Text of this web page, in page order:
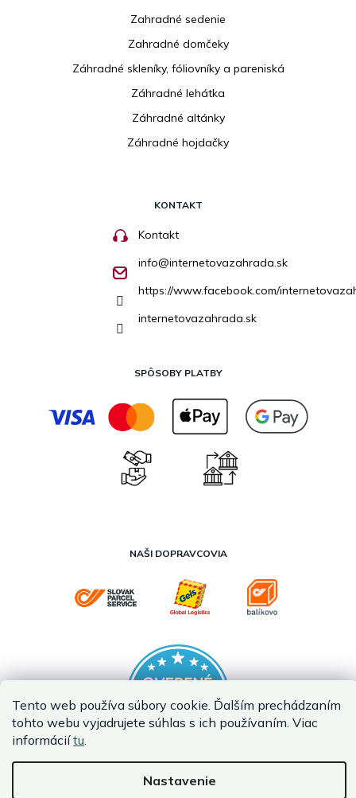
Tento web používa súbory cookie. Ďalším prechádzaním
tohto webu vyjadrujete súhlas s ich používaním. Viac
informáciítu.
Nastavenie
Zahradné sedenie
Zahradné domčeky
Záhradné skleníky, fóliovníky a pareniská
Záhradné lehátka
Záhradné altánky
Záhradné hojdačky
KONTAKT
Kontakt
info@internetovazahrada.sk
https://www.facebook.com/
internetovazahrada.sk
SPÔSOBY PLATBY
NAŠI DOPRAVCOVIA
Vytvoril Shoptet Premium